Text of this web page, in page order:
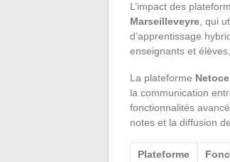
L’impact des
Marseilleveyre , qui
d’apprentissage
enseignants et
La plateforme
la communication
fonctionnalités
notes et la diffusion
Plateforme